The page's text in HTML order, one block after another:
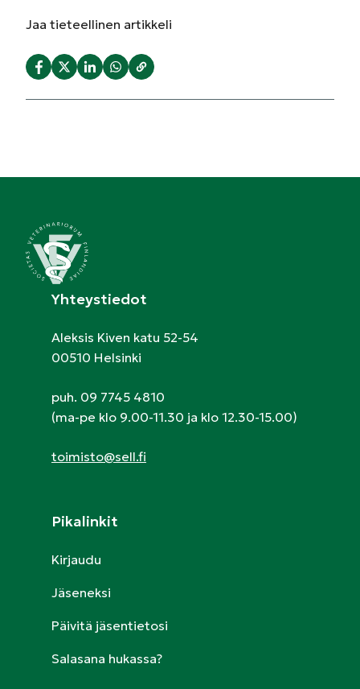
Jaa tieteellinen artikkeli
Yhteystiedot
Aleksis Kiven katu 52-54
00510 Helsinki
puh. 09 7745 4810
(ma-pe klo 9.00-11.30 ja klo 12.30-15.00)
toimisto@sell.fi
Pikalinkit
Kirjaudu
Jäseneksi
Päivitä jäsentietosi
Salasana hukassa?